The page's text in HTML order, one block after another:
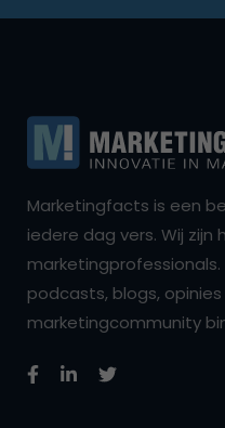
Marketingfacts is een
iedere dag vers. Wij
marketingprofessionals.
podcasts, blogs,
marketingcommunity